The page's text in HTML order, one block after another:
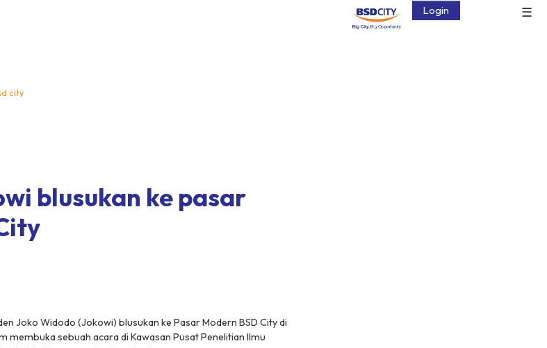
☰
Login
city
blusukan ke pasar
Joko Widodo (Jokowi) blusukan ke Pasar Modern BSD City di
membuka sebuah acara di Kawasan Pusat Penelitian Ilmu